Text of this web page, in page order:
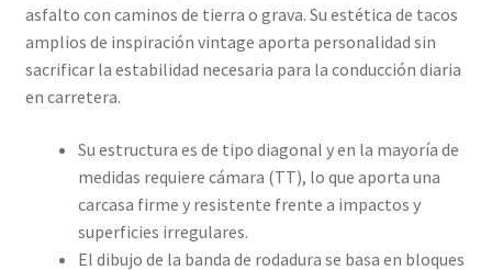
asfalto con caminos de tierra o grava. Su estética de tacos
amplios de inspiración vintage aporta personalidad sin
sacrificar la estabilidad necesaria para la conducción diaria
en carretera.
Su estructura es de tipo diagonal y en la mayoría de
medidas requiere cámara (TT), lo que aporta una
carcasa firme y resistente frente a impactos y
superficies irregulares.
El dibujo de la banda de rodadura se basa en bloques